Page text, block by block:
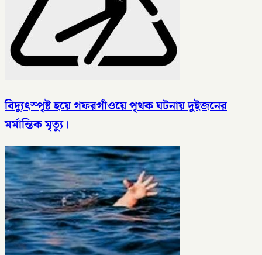
বিদ্যুৎস্পৃষ্ট হয়ে গফরগাঁওয়ে পৃথক ঘটনায় দুইজনের
মর্মান্তিক মৃত্যু।